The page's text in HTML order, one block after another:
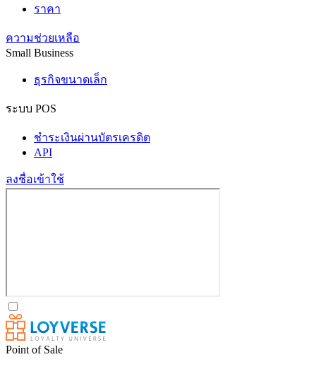
ราคา
ความช่วยเหลือ
Small Business
ธุรกิจขนาดเล็ก
ระบบ POS
ชำระเงินผ่านบัตรเครดิต
API
ลงชื่อเข้าใช้
Point of Sale